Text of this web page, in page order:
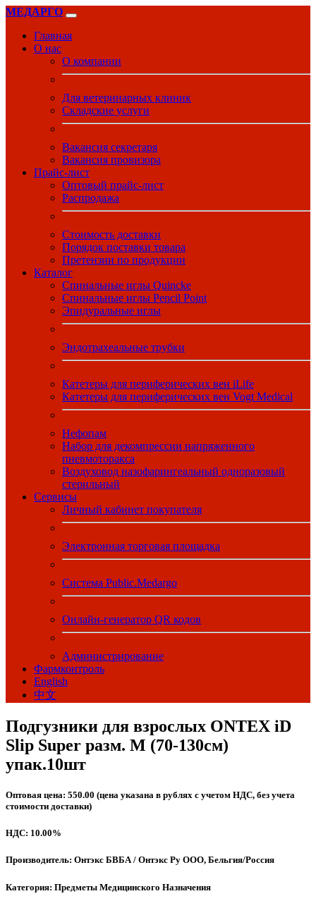
МЕДАРГО
Главная
О нас
О компании
Для ветеринарных клиник
Складские услуги
Вакансия секретаря
Вакансия провизора
Прайс-лист
Оптовый прайс-лист
Распродажа
Стоимость доставки
Порядок поставки товара
Претензии по продукции
Каталог
Спинальные иглы Quincke
Спинальные иглы Pencil Point
Эпидуральные иглы
Эндотрахеальные трубки
Катетеры для периферических вен iLife
Катетеры для периферических вен Vogt Medical
Нефопам
Набор для декомпрессии напряженного
пневмоторакса
Воздуховод назофарингеальный одноразовый
стерильный
Сервисы
Личный кабинет покупателя
Электронная торговая площадка
Система Public.Medargo
Онлайн-генератор QR кодов
Администрирование
Фармконтроль
English
中文
Подгузники для взрослых ONTEX iD
Slip Super разм. M (70-130см)
упак.10шт
Оптовая цена: 550.00 (цена указана в рублях с учетом НДС, без учета
стоимости доставки)
НДС: 10.00%
Производитель: Онтэкс БВБА / Онтэкс Ру ООО, Бельгия/Россия
Категория: Предметы Медицинского Назначения